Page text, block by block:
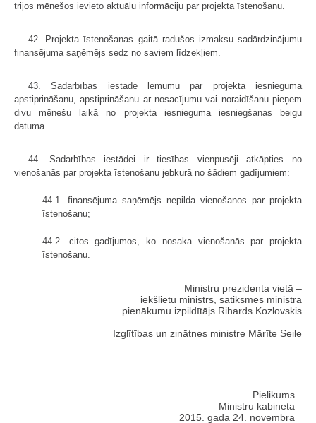
trijos mēnešos ievieto aktuālu informāciju par projekta īstenošanu.
42. Projekta īstenošanas gaitā radušos izmaksu sadārdzinājumu
finansējuma saņēmējs sedz no saviem līdzekļiem.
43. Sadarbības iestāde lēmumu par projekta iesnieguma
apstiprināšanu, apstiprināšanu ar nosacījumu vai noraidīšanu pieņem
divu mēnešu laikā no projekta iesnieguma iesniegšanas beigu
datuma.
44. Sadarbības iestādei ir tiesības vienpusēji atkāpties no
vienošanās par projekta īstenošanu jebkurā no šādiem gadījumiem:
44.1. finansējuma saņēmējs nepilda vienošanos par projekta
īstenošanu;
44.2. citos gadījumos, ko nosaka vienošanās par projekta
īstenošanu.
Ministru prezidenta vietā –
iekšlietu ministrs, satiksmes ministra
pienākumu izpildītājs Rihards Kozlovskis
Izglītības un zinātnes ministre Mārīte Seile
Pielikums
Ministru kabineta
2015. gada 24. novembra